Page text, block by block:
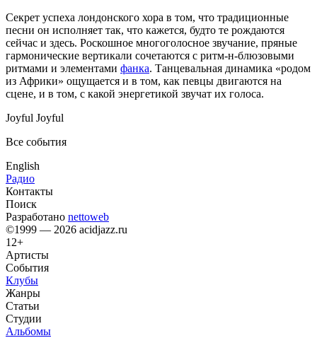
Секрет успеха лондонского хора в том, что традиционные
песни он исполняет так, что кажется, будто те рождаются
сейчас и здесь. Роскошное многоголосное звучание, пряные
гармонические вертикали сочетаются с ритм-н-блюзовыми
ритмами и элементами фанка. Танцевальная динамика «родом
из Африки» ощущается и в том, как певцы двигаются на
сцене, и в том, с какой энергетикой звучат их голоса.
Joyful Joyful
Все события
English
Радио
Контакты
Поиск
Разработано nettoweb
©1999 — 2026 acidjazz.ru
12+
Артисты
События
Клубы
Жанры
Статьи
Студии
Альбомы